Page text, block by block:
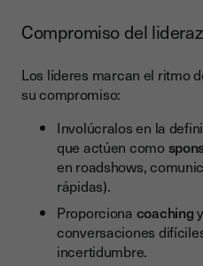
Compromiso del
Los líderes marcan el ritmo
su compromiso:
Involúcralos en la
que actúen como
en roadshows,
rápidas).
Proporciona coaching
conversaciones
incertidumbre.